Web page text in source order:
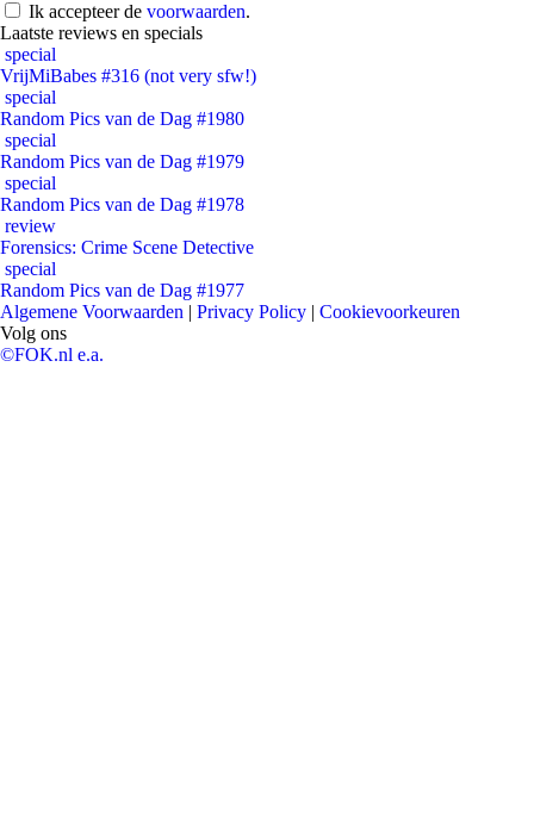
Ik accepteer de voorwaarden.
Laatste reviews en specials
special
VrijMiBabes #316 (not very sfw!)
special
Random Pics van de Dag #1980
special
Random Pics van de Dag #1979
special
Random Pics van de Dag #1978
review
Forensics: Crime Scene Detective
special
Random Pics van de Dag #1977
Algemene Voorwaarden | Privacy Policy | Cookievoorkeuren
Volg ons
©FOK.nl e.a.